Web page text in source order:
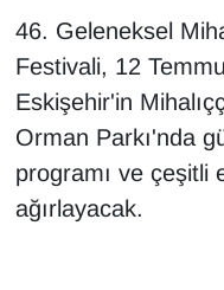
46. Geleneksel
Festivali, 12
Eskişehir'in
Orman Parkı'nda
programı ve çeşitli
ağırlayacak.